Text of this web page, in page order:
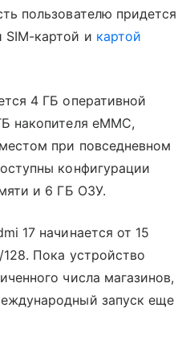
пользователю придется
картой и картой
4 ГБ оперативной
накопителя eMMC,
при повседневном
конфигурации
и 6 ГБ ОЗУ.
17 начинается от 15
Пока устройство
числа магазинов,
запуск еще